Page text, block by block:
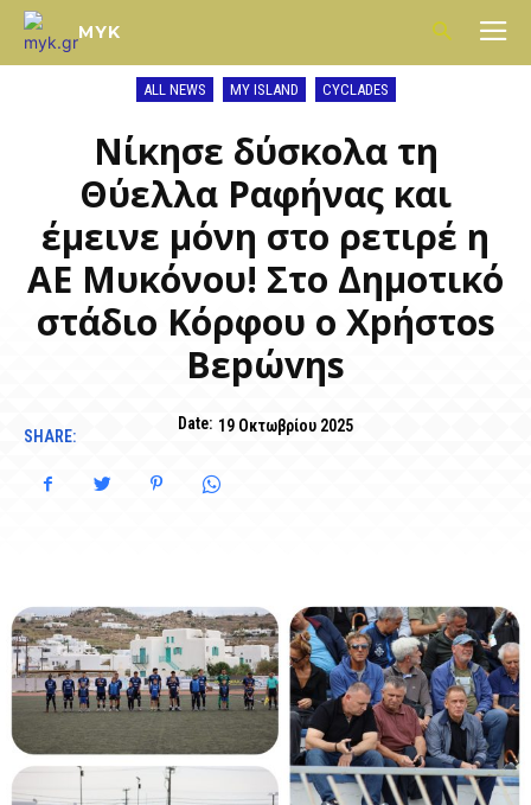
MYK
ALL NEWS MY ISLAND CYCLADES
Νίκησε δύσκολα τη
Θύελλα Ραφήνας και
έμεινε μόνη στο ρετιρέ η
ΑΕ Μυκόνου! Στο Δημοτικό
στάδιο Κόρφου ο Xpήστos
Bεpώvηs
Date: 19 Οκτωβρίου 2025
SHARE: